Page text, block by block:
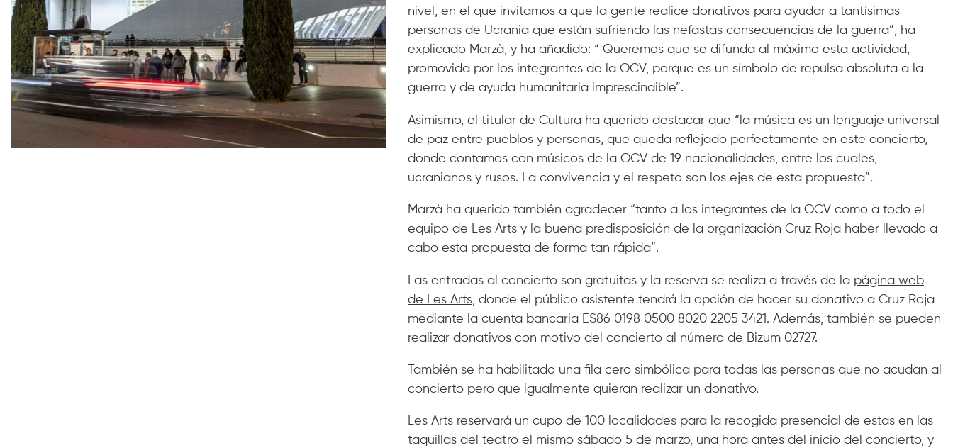
nivel, en el que invitamos a que la gente realice donativos para ayudar a tantísimas
personas de Ucrania que están sufriendo las nefastas consecuencias de la guerra”, ha
explicado Marzà, y ha añadido: “ Queremos que se difunda al máximo esta actividad,
promovida por los integrantes de la OCV, porque es un símbolo de repulsa absoluta a la
guerra y de ayuda humanitaria imprescindible”.
Asimismo, el titular de Cultura ha querido destacar que “la música es un lenguaje universal
de paz entre pueblos y personas, que queda reflejado perfectamente en este concierto,
donde contamos con músicos de la OCV de 19 nacionalidades, entre los cuales,
ucranianos y rusos. La convivencia y el respeto son los ejes de esta propuesta”.
Marzà ha querido también agradecer “tanto a los integrantes de la OCV como a todo el
equipo de Les Arts y la buena predisposición de la organización Cruz Roja haber llevado a
cabo esta propuesta de forma tan rápida”.
Las entradas al concierto son gratuitas y la reserva se realiza a través de la página web
de Les Arts , donde el público asistente tendrá la opción de hacer su donativo a Cruz Roja
mediante la cuenta bancaria ES86 0198 0500 8020 2205 3421. Además, también se pueden
realizar donativos con motivo del concierto al número de Bizum 02727.
También se ha habilitado una fila cero simbólica para todas las personas que no acudan al
concierto pero que igualmente quieran realizar un donativo.
Les Arts reservará un cupo de 100 localidades para la recogida presencial de estas en las
taquillas del teatro el mismo sábado 5 de marzo, una hora antes del inicio del concierto, y